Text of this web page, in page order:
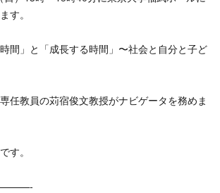
す。
間」と「成長する時間」〜社会と自分と子ど
任教員の苅宿俊文教授がナビゲータを務めま
す。